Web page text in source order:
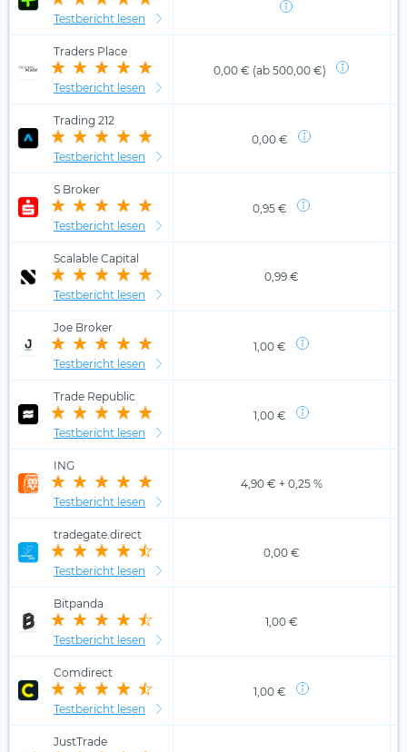
Testbericht lesen
Traders Place
Testbericht lesen
0,00 € (ab 500,00 €)
Trading 212
Testbericht lesen
0,00 €
S Broker
Testbericht lesen
0,95 €
Scalable Capital
Testbericht lesen
0,99 €
Joe Broker
Testbericht lesen
1,00 €
Trade Republic
Testbericht lesen
1,00 €
ING
Testbericht lesen
4,90 € + 0,25 %
tradegate.direct
Testbericht lesen
0,00 €
Bitpanda
Testbericht lesen
1,00 €
Comdirect
Testbericht lesen
1,00 €
JustTrade